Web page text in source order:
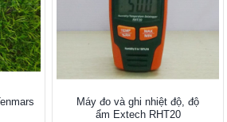
Máy đo và ghi nhiệt độ, độ
ẩm Extech RHT20